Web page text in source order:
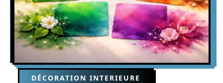
DÉCORATION INTERIEURE